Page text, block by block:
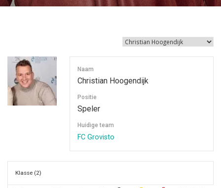
Naam
Christian Hoogendijk
Positie
Speler
Huidige team
FC Grovisto
Klasse (2)